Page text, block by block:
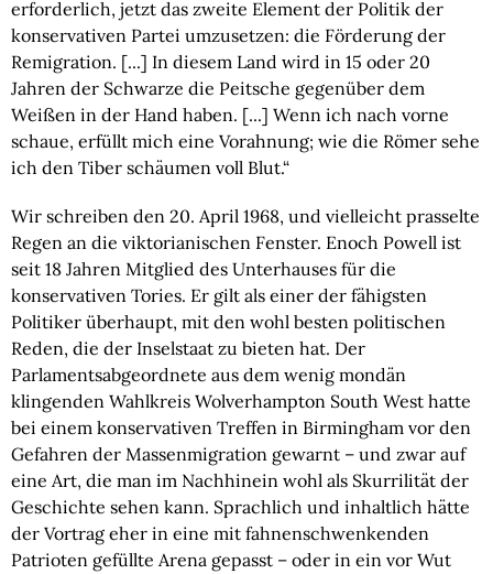
erforderlich, jetzt das zweite Element der Politik der
konservativen Partei umzusetzen: die Förderung der
Remigration. [...] In diesem Land wird in 15 oder 20
Jahren der Schwarze die Peitsche gegenüber dem
Weißen in der Hand haben. [...] Wenn ich nach vorne
schaue, erfüllt mich eine Vorahnung; wie die Römer sehe
ich den Tiber schäumen voll Blut.“
Wir schreiben den 20. April 1968, und vielleicht prasselte
Regen an die viktorianischen Fenster. Enoch Powell ist
seit 18 Jahren Mitglied des Unterhauses für die
konservativen Tories. Er gilt als einer der fähigsten
Politiker überhaupt, mit den wohl besten politischen
Reden, die der Inselstaat zu bieten hat. Der
Parlamentsabgeordnete aus dem wenig mondän
klingenden Wahlkreis Wolverhampton South West hatte
bei einem konservativen Treffen in Birmingham vor den
Gefahren der Massenmigration gewarnt – und zwar auf
eine Art, die man im Nachhinein wohl als Skurrilität der
Geschichte sehen kann. Sprachlich und inhaltlich hätte
der Vortrag eher in eine mit fahnenschwenkenden
Patrioten gefüllte Arena gepasst – oder in ein vor Wut